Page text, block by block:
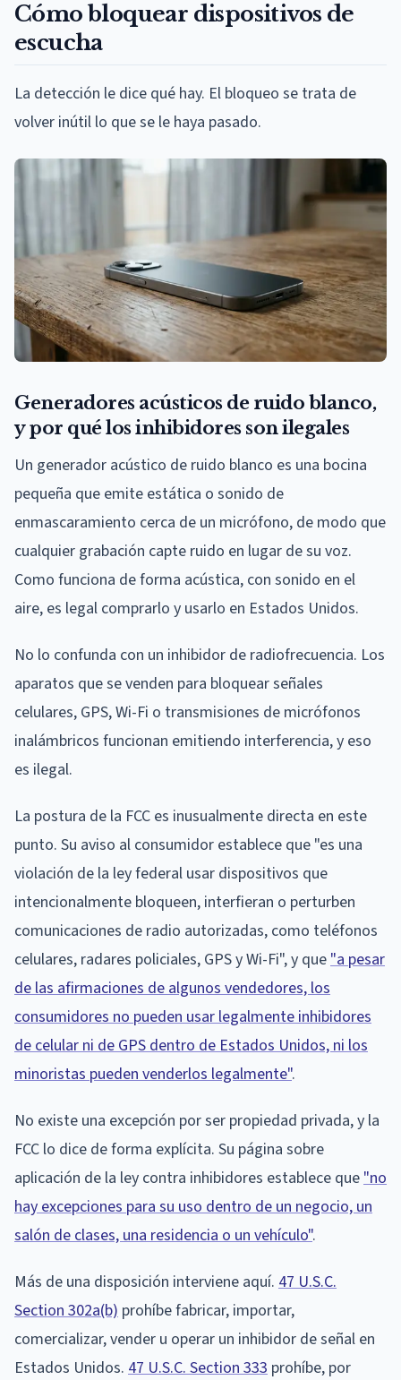
Cómo bloquear dispositivos de
escucha
La detección le dice qué hay. El bloqueo se trata de
volver inútil lo que se le haya pasado.
Generadores acústicos de ruido blanco,
y por qué los inhibidores son ilegales
Un generador acústico de ruido blanco es una bocina
pequeña que emite estática o sonido de
enmascaramiento cerca de un micrófono, de modo que
cualquier grabación capte ruido en lugar de su voz.
Como funciona de forma acústica, con sonido en el
aire, es legal comprarlo y usarlo en Estados Unidos.
No lo confunda con un inhibidor de radiofrecuencia. Los
aparatos que se venden para bloquear señales
celulares, GPS, Wi-Fi o transmisiones de micrófonos
inalámbricos funcionan emitiendo interferencia, y eso
es ilegal.
La postura de la FCC es inusualmente directa en este
punto. Su aviso al consumidor establece que "es una
violación de la ley federal usar dispositivos que
intencionalmente bloqueen, interfieran o perturben
comunicaciones de radio autorizadas, como teléfonos
celulares, radares policiales, GPS y Wi-Fi", y que"a pesar
de las afirmaciones de algunos vendedores, los
consumidores no pueden usar legalmente inhibidores
de celular ni de GPS dentro de Estados Unidos, ni los
minoristas pueden venderlos legalmente".
No existe una excepción por ser propiedad privada, y la
FCC lo dice de forma explícita. Su página sobre
aplicación de la ley contra inhibidores establece que"no
hay excepciones para su uso dentro de un negocio, un
salón de clases, una residencia o un vehículo".
Más de una disposición interviene aquí. 47 U.S.C.
Section 302a(b) prohíbe fabricar, importar,
comercializar, vender u operar un inhibidor de señal en
Estados Unidos. 47 U.S.C. Section 333 prohíbe, por